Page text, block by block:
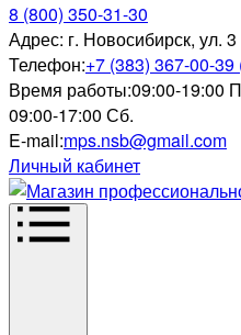
8 (800) 350-31-30
Адрес: г. Новосибирск, ул.
Телефон:+7 (383) 367-00-39
Время работы:09:00-19:00
09:00-17:00 Сб.
E-mail:mps.nsb@gmail.com
Личный кабинет